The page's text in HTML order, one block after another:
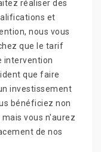
réaliser des
et
nous vous
que le tarif
intervention
que faire
investissement
bénéficiez non
vous n'aurez
de nos